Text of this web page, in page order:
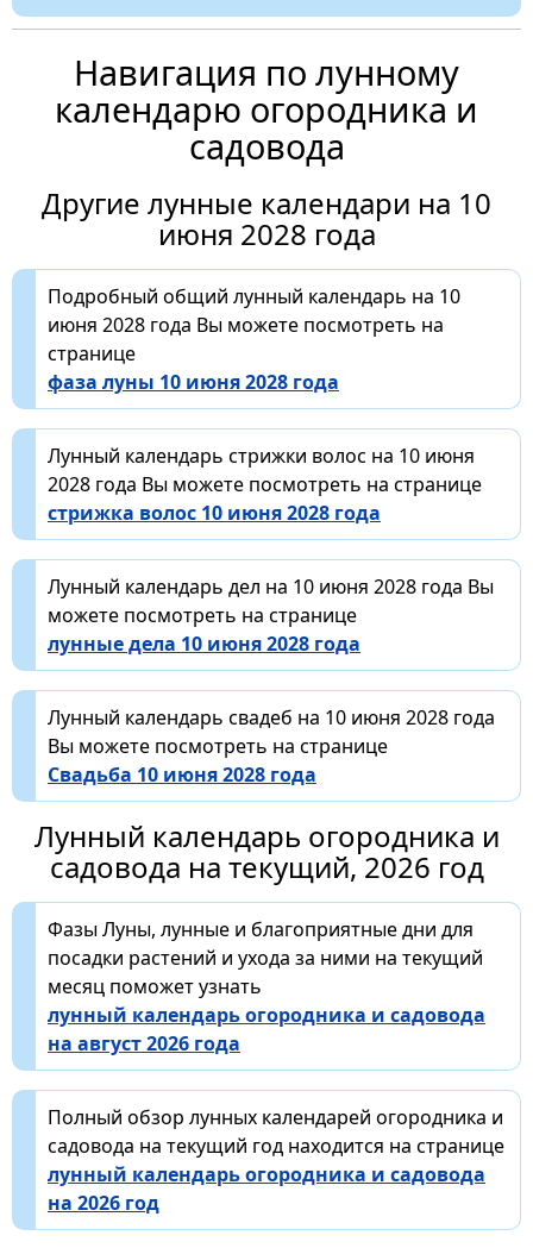
Навигация по лунному
календарю огородника и
садовода
Другие лунные календари на 10
июня 2028 года
Подробный общий лунный календарь на 10
июня 2028 года Вы можете посмотреть на
странице
фаза луны 10 июня 2028 года
Лунный календарь стрижки волос на 10 июня
2028 года Вы можете посмотреть на странице
стрижка волос 10 июня 2028 года
Лунный календарь дел на 10 июня 2028 года Вы
можете посмотреть на странице
лунные дела 10 июня 2028 года
Лунный календарь свадеб на 10 июня 2028 года
Вы можете посмотреть на странице
Свадьба 10 июня 2028 года
Лунный календарь огородника и
садовода на текущий, 2026 год
Фазы Луны, лунные и благоприятные дни для
посадки растений и ухода за ними на текущий
месяц поможет узнать
лунный календарь огородника и садовода
на август 2026 года
Полный обзор лунных календарей огородника и
садовода на текущий год находится на странице
лунный календарь огородника и садовода
на 2026 год